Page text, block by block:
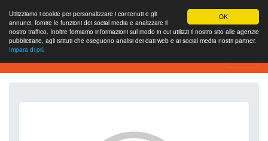
OK
Utilizziamo i cookie per personalizzare i contenuti e gli
annunci, fornire le funzioni dei social media e analizzare il
nostro traffico. Inoltre forniamo informazioni sul modo in cui utilizzi il nostro sito alle agenzie
pubblicitarie, agli istituti che eseguono analisi dei dati web e ai social media nostri partner.
Impara di più
SEO Analytics